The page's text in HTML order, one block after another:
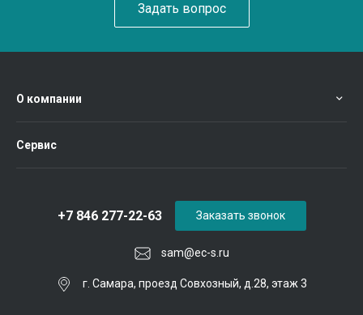
Задать вопрос
О компании
Сервис
sam@ec-s.ru
+7 846 277-22-63
г. Самара, проезд Совхозный, д.28, этаж 3
Заказать звонок